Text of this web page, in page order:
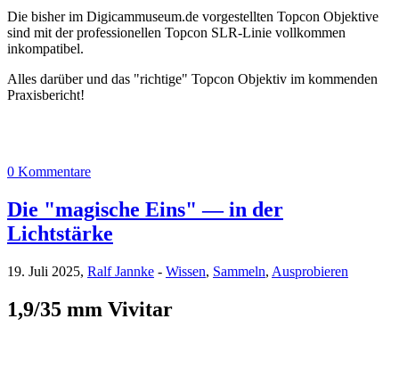
Die bisher im Digicammuseum.de vorgestellten Topcon Objektive
sind mit der professionellen Topcon SLR-Linie vollkommen
inkompatibel.
Alles darüber und das "richtige" Topcon Objektiv im kommenden
Praxisbericht!
0 Kommentare
Die "magische Eins" — in der
Lichtstärke
19. Juli 2025, Ralf Jannke - Wissen, Sammeln, Ausprobieren
1,9/35 mm Vivitar